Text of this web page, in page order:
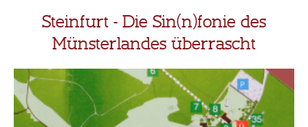
Steinfurt - Die Sin(n)fonie des
Münsterlandes überrascht